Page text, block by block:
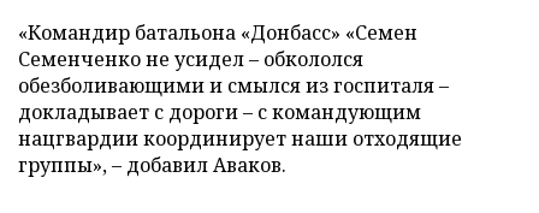
«Командир батальона «Донбасс» «Семен
Семенченко не усидел – обкололся
обезболивающими и смылся из госпиталя –
докладывает с дороги – с командующим
нацгвардии координирует наши отходящие
группы», – добавил Аваков.